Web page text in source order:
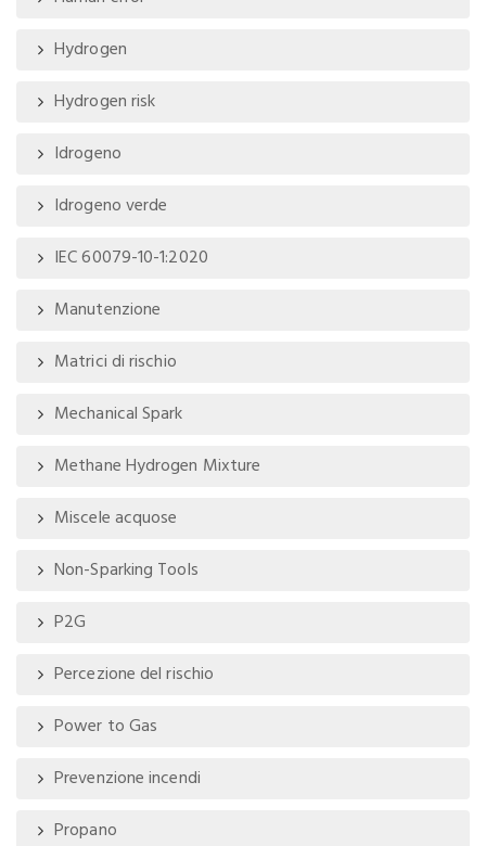
Hydrogen
Hydrogen risk
Idrogeno
Idrogeno verde
IEC 60079-10-1:2020
Manutenzione
Matrici di rischio
Mechanical Spark
Methane Hydrogen Mixture
Miscele acquose
Non-Sparking Tools
P2G
Percezione del rischio
Power to Gas
Prevenzione incendi
Propano